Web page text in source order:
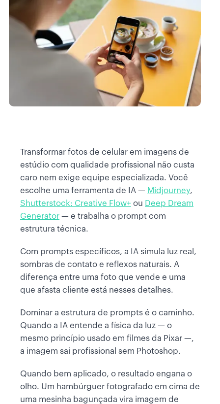
Transformar fotos de celular em imagens de
estúdio com qualidade profissional não custa
caro nem exige equipe especializada. Você
escolhe uma ferramenta de IA — Midjourney,
Shutterstock: Creative Flow+ ou Deep Dream
Generator — e trabalha o prompt com
estrutura técnica.
Com prompts específicos, a IA simula luz real,
sombras de contato e reflexos naturais. A
diferença entre uma foto que vende e uma
que afasta cliente está nesses detalhes.
Dominar a estrutura de prompts é o caminho.
Quando a IA entende a física da luz — o
mesmo princípio usado em filmes da Pixar —,
a imagem sai profissional sem Photoshop.
Quando bem aplicado, o resultado engana o
olho. Um hambúrguer fotografado em cima de
uma mesinha bagunçada vira imagem de